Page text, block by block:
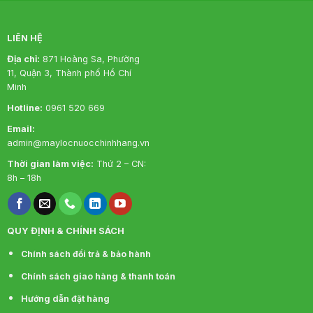
Tích hợp bộ vi mạch thông minh tự động báo
thay lõi, tự động sục rửa màng RO
Nước đầu ra đảm bảo chất lượng tiêu chuẩn cao
nhất về nước uống tinh khiết
Chữ dập nổi tiêu chuẩn
Đặc biệt TEM CHỐNG HÀNG GIẢ
LIÊN HỆ
Địa chỉ: 871 Hoàng Sa, Phường
11, Quận 3, Thành phố Hồ Chí
Minh
Hotline: 0961 520 669
Email:
admin@maylocnuocchinhhang.vn
Thời gian làm việc: Thứ 2 – CN:
8h – 18h
QUY ĐỊNH & CHÍNH SÁCH
Chính sách đổi trả & bảo hành
Chính sách giao hàng & thanh toán
Hướng dẫn đặt hàng